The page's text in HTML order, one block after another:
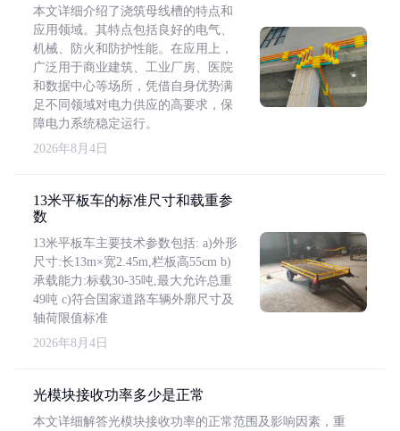
本文详细介绍了浇筑母线槽的特点和
应用领域。其特点包括良好的电气、
机械、防火和防护性能。在应用上，
广泛用于商业建筑、工业厂房、医院
和数据中心等场所，凭借自身优势满
足不同领域对电力供应的高要求，保
障电力系统稳定运行。
2026年8月4日
13米平板车的标准尺寸和载重参
数
13米平板车主要技术参数包括: a)外形
尺寸:长13m×宽2.45m,栏板高55cm b)
承载能力:标载30-35吨,最大允许总重
49吨 c)符合国家道路车辆外廓尺寸及
轴荷限值标准
2026年8月4日
光模块接收功率多少是正常
本文详细解答光模块接收功率的正常范围及影响因素，重